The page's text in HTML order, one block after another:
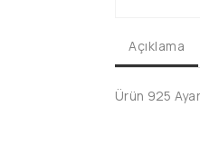
Açıklama
Ürün 925